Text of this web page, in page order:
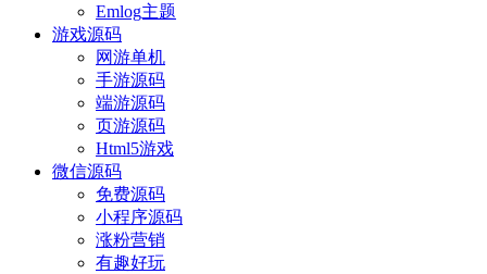
Emlog主题
游戏源码
网游单机
手游源码
端游源码
页游源码
Html5游戏
微信源码
免费源码
小程序源码
涨粉营销
有趣好玩